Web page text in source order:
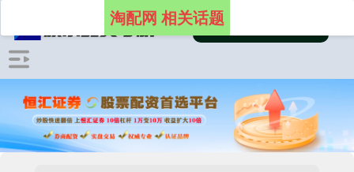
淘配网 相关话题